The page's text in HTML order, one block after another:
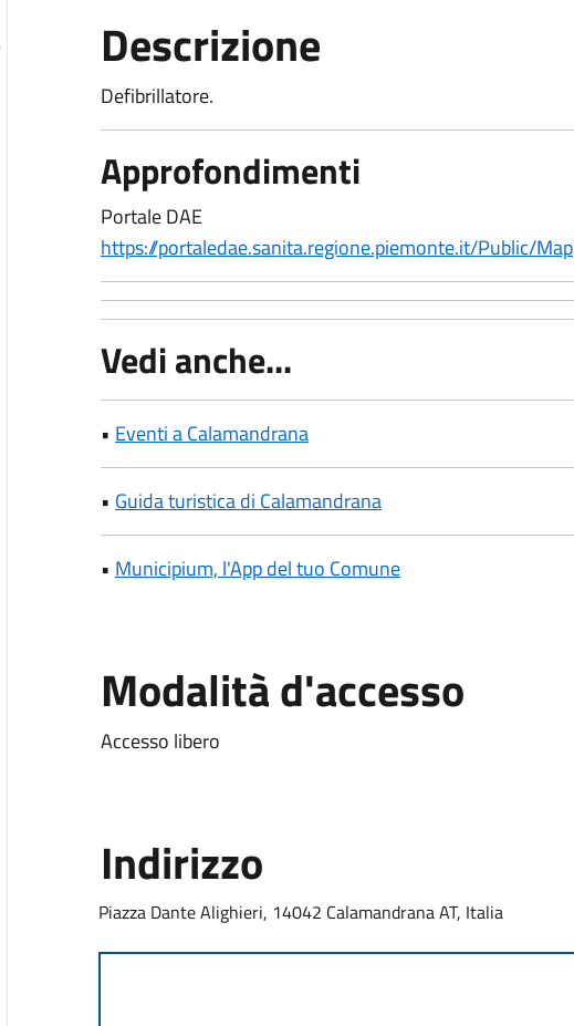
Descrizione
Defibrillatore.
Approfondimenti
Portale DAE
https://portaledae.sanita.regione.piemonte.it/Public/Map
Vedi anche...
• Eventi a Calamandrana
• Guida turistica di Calamandrana
• Municipium, l'App del tuo Comune
Modalità d'accesso
Accesso libero
Indirizzo
Piazza Dante Alighieri, 14042 Calamandrana AT, Italia